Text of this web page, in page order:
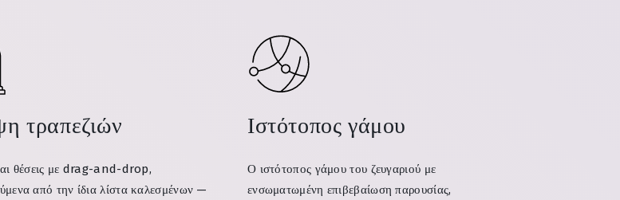
τραπεζιών
θέσεις με drag-and-drop,
από την ίδια λίστα καλεσμένων —
Ιστότοπος γάμου
Ο ιστότοπος γάμου του ζευγαριού με
ενσωματωμένη επιβεβαίωση παρουσίας,